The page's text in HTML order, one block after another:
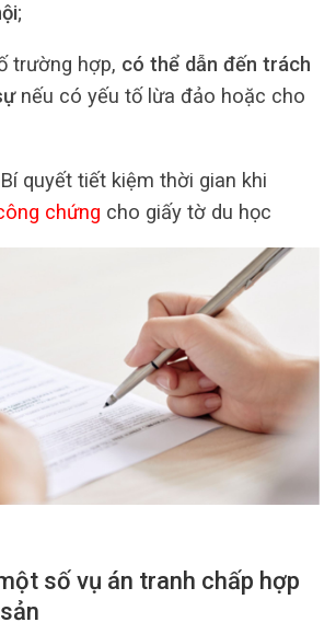
;
trường hợp, có thể dẫn đến trách
nếu có yếu tố lừa đảo hoặc cho
quyết tiết kiệm thời gian khi
chứng cho giấy tờ du học
số vụ án tranh chấp hợp